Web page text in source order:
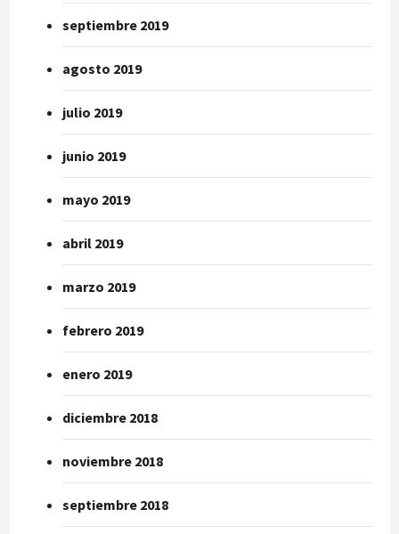
septiembre 2019
agosto 2019
julio 2019
junio 2019
mayo 2019
abril 2019
marzo 2019
febrero 2019
enero 2019
diciembre 2018
noviembre 2018
septiembre 2018